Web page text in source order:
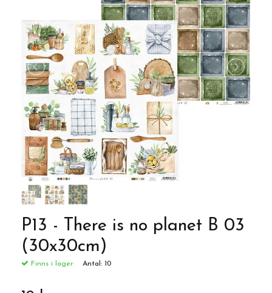
P13 - There is no planet B 03
(30x30cm)
Finns i lager: Antal: 10